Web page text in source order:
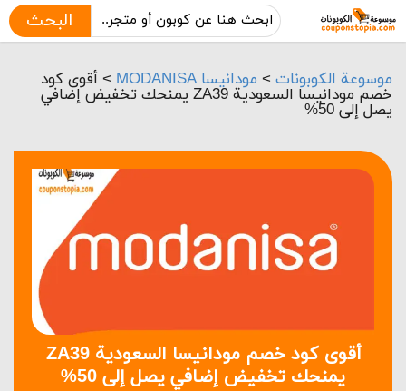
البحث
موسوعة الكوبونات > مودانيسا MODANISA > أقوى كود
خصم مودانيسا السعودية ZA39 يمنحك تخفيض إضافي
يصل إلى 50%
أقوى كود خصم مودانيسا السعودية ZA39
يمنحك تخفيض إضافي يصل إلى 50%